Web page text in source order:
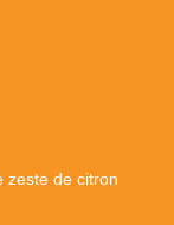
zeste de citron